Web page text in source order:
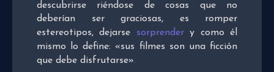
descubrirse riéndose de cosas que no
deberían ser graciosas, es romper
estereotipos, dejarse sorprendery como él
mismo lo define: «sus filmes son una ficción
que debe disfrutarse».